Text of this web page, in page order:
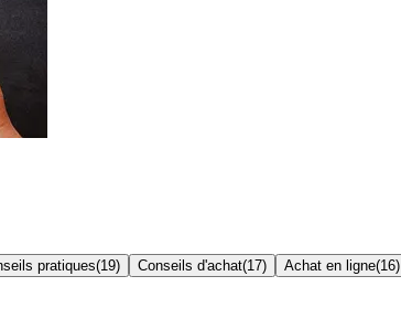
pratiques(19) Conseils d'achat(17) Achat en ligne(16)